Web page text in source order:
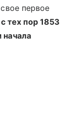
первое
тех пор 1853